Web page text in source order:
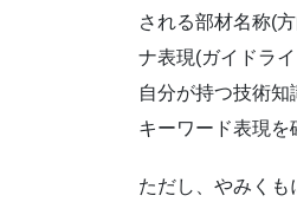
される部材名称(
ナ表現(ガイドラ
自分が持つ技術
キーワード表現を
ただし、やみく